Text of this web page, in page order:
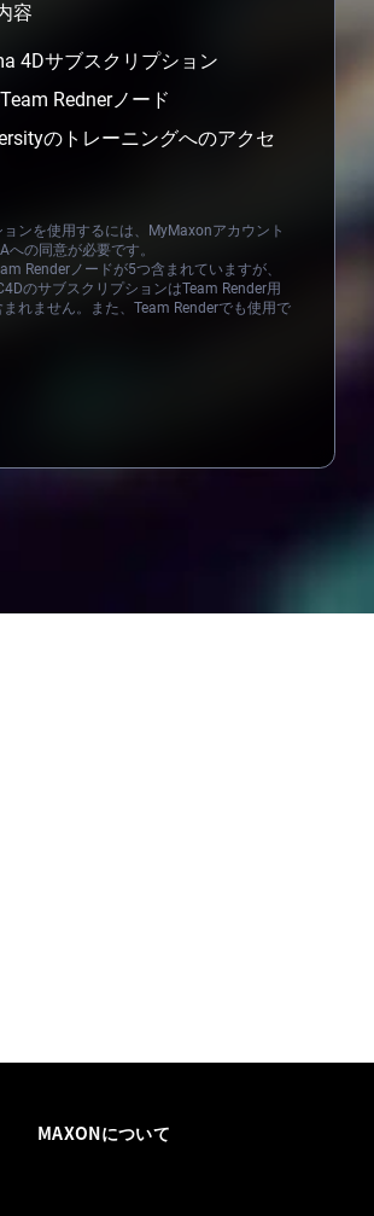
容
4Dサブスクリプション
Rednerノード
のトレーニングへのアクセ
ンを使用するには、MyMaxonアカウント
への同意が必要です。
Renderノードが5つ含まれていますが、
のサブスクリプションはTeam Render用
れません。また、Team Renderでも使用で
MAXONについて